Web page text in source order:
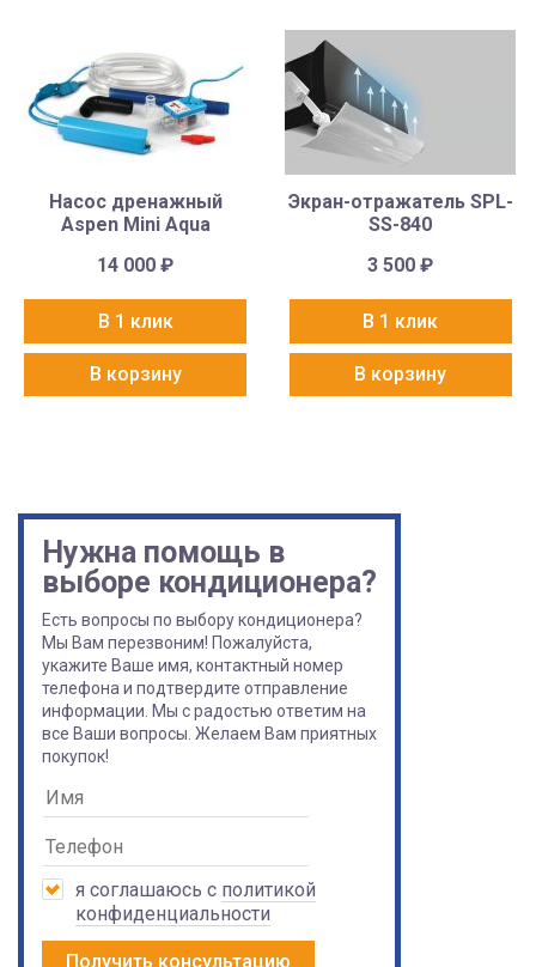
Насос дренажный
Aspen Mini Aqua
14 000₽
В 1 клик
В корзину
Экран-отражатель SPL-
SS-840
3 500₽
В 1 клик
В корзину
Нужна помощь в
выборе кондиционера?
Есть вопросы по выбору кондиционера?
Мы Вам перезвоним! Пожалуйста,
укажите Ваше имя, контактный номер
телефона и подтвердите отправление
информации. Мы с радостью ответим на
все Ваши вопросы. Желаем Вам приятных
покупок!
я соглашаюсь с политикой
конфиденциальности
Получить консультацию